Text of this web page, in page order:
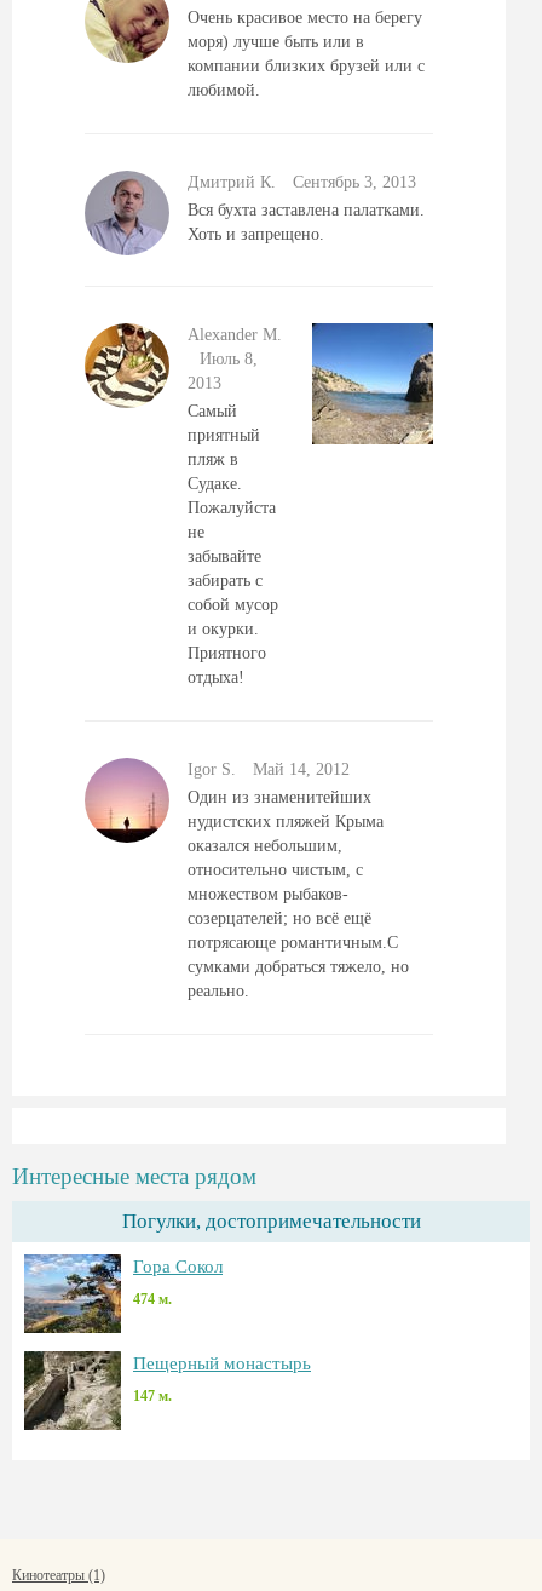
Очень красивое место на берегу
моря) лучше быть или в
компании близких брузей или с
любимой.
Дмитрий К.
Сентябрь 3, 2013
Вся бухта заставлена палатками.
Хоть и запрещено.
Alexander M.
Июль 8,
2013
Самый
приятный
пляж в
Судаке.
Пожалуйста
не
забывайте
забирать с
собой мусор
и окурки.
Приятного
отдыха!
Igor S.
Май 14, 2012
Один из знаменитейших
нудистских пляжей Крыма
оказался небольшим,
относительно чистым, с
множеством рыбаков-
созерцателей; но всё ещё
потрясающе романтичным.С
сумками добраться тяжело, но
реально.
Интересные места рядом
Погулки, достопримечательности
Гора Сокол
474 м.
Пещерный монастырь
147 м.
Кинотеатры (1)